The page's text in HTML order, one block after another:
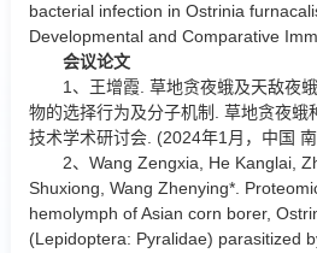
bacterial infection in Ostrinia
Developmental and Comparative
会议论文
1、王增霞. 草地贪夜蛾及天敌夜
物的选择行为及分子机制. 草地贪夜蛾
技术学术研讨会. (2024年1月，中国
2、Wang Zengxia, He Kanglai,
Shuxiong, Wang Zhenying*.
hemolymph of Asian corn borer,
(Lepidoptera: Pyralidae) parasitized